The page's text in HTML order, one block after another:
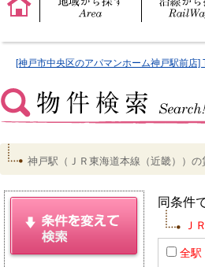
[神戸市中央区のアパマンホーム神戸駅前店]
神戸駅（ＪＲ東海道本線（近畿））の
同条件
Ｊ
全駅